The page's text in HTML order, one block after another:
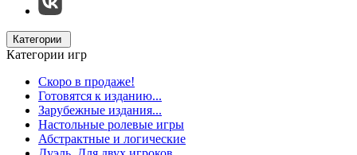
Категории
Категории игр
Скоро в продаже!
Готовятся к изданию...
Зарубежные издания...
Настольные ролевые игры
Абстрактные и логические